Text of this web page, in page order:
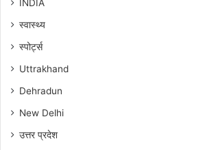
INDIA
स्वास्थ्य
स्पोर्ट्स
Uttrakhand
Dehradun
New Delhi
उत्तर प्रदेश